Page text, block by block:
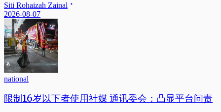
Siti Rohaizah Zainal
2026-08-07
national
限制16岁以下者使用社媒 通讯委会：凸显平台问责